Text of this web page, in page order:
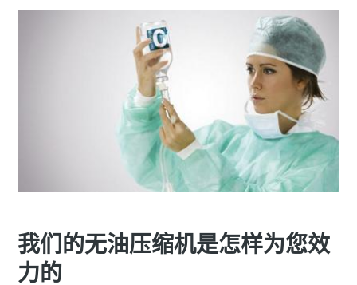
我们的无油压缩机是怎样为您效
力的